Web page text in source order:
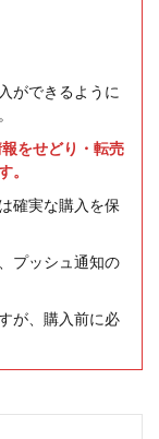
ができるように
をせどり・転売
。
確実な購入を保
プッシュ通知の
が、購入前に必